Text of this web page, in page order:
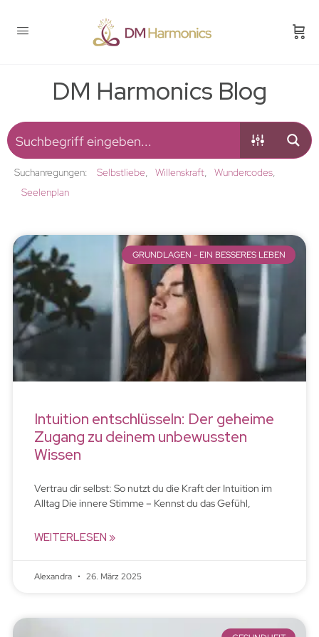
DM Harmonics Blog
Suchanregungen: Selbstliebe Willenskraft
Wundercodes
Seelenplan
GRUNDLAGEN - EIN BESSERES LEBEN
Intuition entschlüsseln: Der geheime
Zugang zu deinem unbewussten
Wissen
Vertrau dir selbst: So nutzt du die Kraft der Intuition im
Alltag Die innere Stimme – Kennst du das Gefühl,
WEITERLESEN »
Alexandra 26. März 2025